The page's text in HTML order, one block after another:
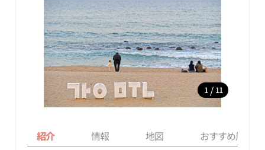
1 / 11
紹介 情報 地図 おすすめ周辺